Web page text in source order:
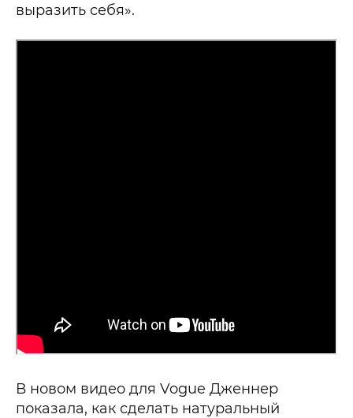
выразить себя».
В новом видео для Vogue Дженнер
показала, как сделать натуральный